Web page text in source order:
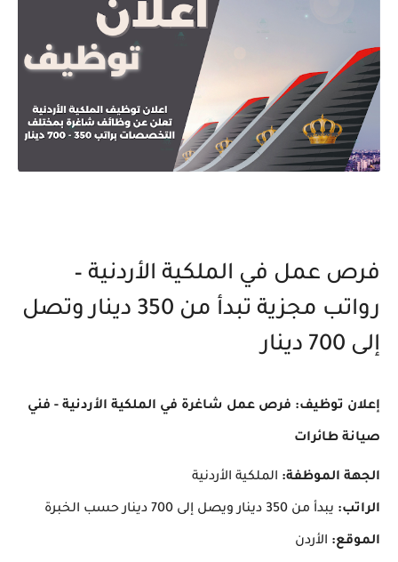
فرص عمل في الملكية الأردنية –
رواتب مجزية تبدأ من 350 دينار وتصل
إلى 700 دينار
إعلان توظيف: فرص عمل شاغرة في الملكية الأردنية - فني
صيانة طائرات
الجهة الموظفة: الملكية الأردنية
الراتب: يبدأ من 350 دينار ويصل إلى 700 دينار حسب الخبرة
الموقع: الأردن